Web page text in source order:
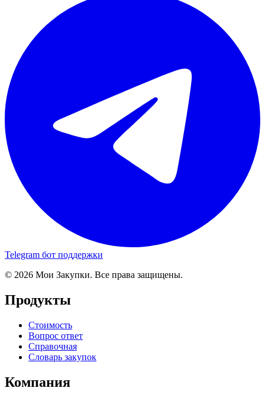
Telegram бот поддержки
© 2026 Мои Закупки. Все права защищены.
Продукты
Стоимость
Вопрос ответ
Справочная
Словарь закупок
Компания